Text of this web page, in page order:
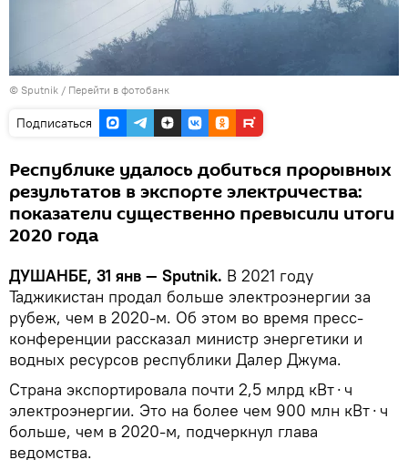
© Sputnik / Перейти в фотобанк
Подписаться
Республике удалось добиться прорывных
результатов в экспорте электричества:
показатели существенно превысили итоги
2020 года
ДУШАНБЕ, 31 янв — Sputnik. В 2021 году
Таджикистан продал больше электроэнергии за
рубеж, чем в 2020-м. Об этом во время пресс-
конференции рассказал министр энергетики и
водных ресурсов республики Далер Джума.
Страна экспортировала почти 2,5 млрд кВт⋅ч
электроэнергии. Это на более чем 900 млн кВт⋅ч
больше, чем в 2020-м, подчеркнул глава
ведомства.